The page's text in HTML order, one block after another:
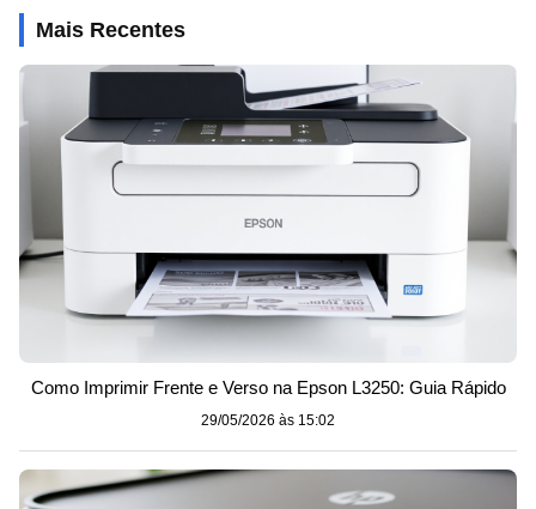
Mais Recentes
Como Imprimir Frente e Verso na Epson L3250: Guia Rápido
29/05/2026 às 15:02